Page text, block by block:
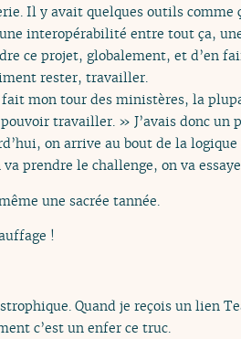
Il y avait quelques outils comme
interopérabilité entre tout ça,
ce projet, globalement, et d’en
rester, travailler.
mon tour des ministères, la
travailler. » J’avais donc
on arrive au bout de la
prendre le challenge, on va
une sacrée tannée.
!
Quand je reçois un lien
c’est un enfer ce truc.